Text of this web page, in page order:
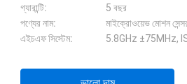
গ্যারান্টি:
5 বছর
পণ্যের নাম:
মাইক্রোওয়েভ মোশন
এইচএফ সিস্টেম:
5.8GHz ±75MHz,